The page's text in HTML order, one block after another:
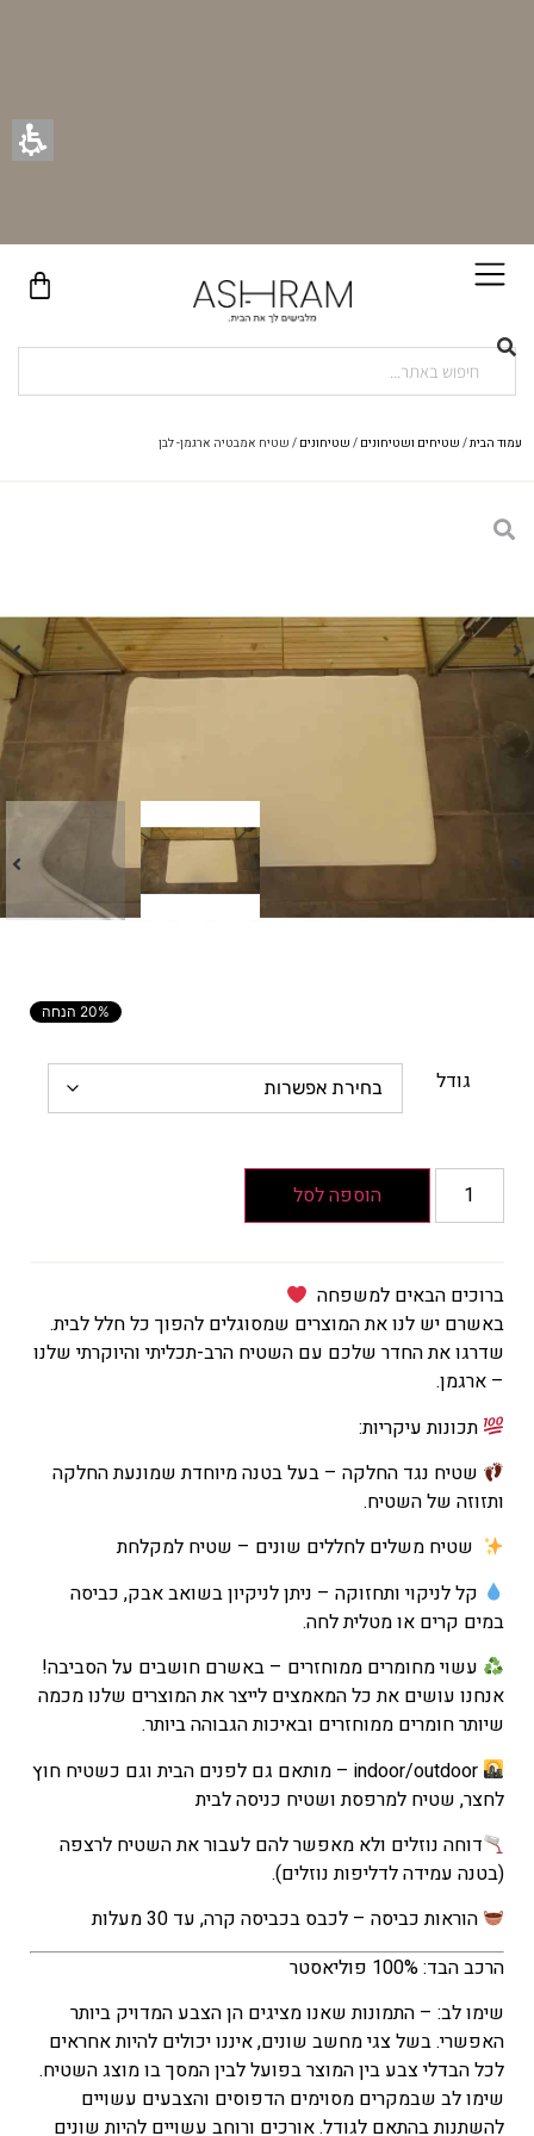
עמוד הבית/ שטיחים ושטיחונים / שטיחונים / שטיח אמבטיה ארגמן- לבן
הנוכחי
₪93
20% הנחה
גודל
הוספה לסל
ברוכים הבאים למשפחה
באשרם יש לנו את המוצרים שמסוגלים להפוך כל חלל לבית.
שדרגו את החדר שלכם עם השטיח הרב-תכליתי והיוקרתי שלנו
– ארגמן.
תכונות עיקריות:
שטיח נגד החלקה – בעל בטנה מיוחדת שמונעת החלקה
ותזוזה של השטיח.
שטיח משלים לחללים שונים – שטיח למקלחת
קל לניקוי ותחזוקה – ניתן לניקיון בשואב אבק, כביסה
במים קרים או מטלית לחה.
עשוי מחומרים ממוחזרים – באשרם חושבים על הסביבה!
אנחנו עושים את כל המאמצים לייצר את המוצרים שלנו מכמה
שיותר חומרים ממוחזרים ובאיכות הגבוהה ביותר.
indoor/outdoor – מותאם גם לפנים הבית וגם כשטיח חוץ
לחצר, שטיח למרפסת ושטיח כניסה לבית
דוחה נוזלים ולא מאפשר להם לעבור את השטיח לרצפה
(בטנה עמידה לדליפות נוזלים).
הוראות כביסה – לכבס בכביסה קרה, עד 30 מעלות
הרכב הבד: 100% פוליאסטר
שימו לב: – התמונות שאנו מציגים הן הצבע המדויק ביותר
האפשרי. בשל צגי מחשב שונים, איננו יכולים להיות אחראים
לכל הבדלי צבע בין המוצר בפועל לבין המסך בו מוצג השטיח.
שימו לב שבמקרים מסוימים הדפוסים והצבעים עשויים
להשתנות בהתאם לגודל. אורכים ורוחב עשויים להיות שונים